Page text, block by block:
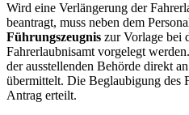
Wird eine Verlängerung der
beantragt, muss neben dem
Führungszeugnis zur Vorlage bei
Fahrerlaubnisamt vorgelegt
der ausstellenden Behörde direkt
übermittelt. Die Beglaubigung des
Antrag erteilt.